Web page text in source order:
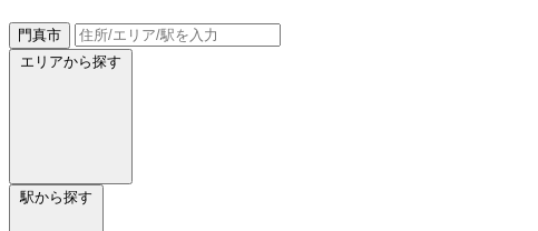
門真市
エリアから探す
駅から探す